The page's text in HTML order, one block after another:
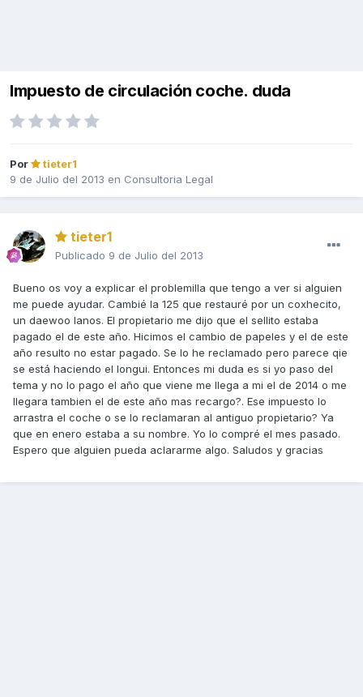
Impuesto de circulación coche. duda
Por
tieter1
9 de Julio del 2013 en Consultoria Legal
tieter1
Publicado 9 de Julio del 2013
Bueno os voy a explicar el problemilla que tengo a ver si alguien
me puede ayudar. Cambié la 125 que restauré por un coxhecito,
un daewoo lanos. El propietario me dijo que el sellito estaba
pagado el de este año. Hicimos el cambio de papeles y el de este
año resulto no estar pagado. Se lo he reclamado pero parece qie
se está haciendo el longui. Entonces mi duda es si yo paso del
tema y no lo pago el año que viene me llega a mi el de 2014 o me
llegara tambien el de este año mas recargo?. Ese impuesto lo
arrastra el coche o se lo reclamaran al antiguo propietario? Ya
que en enero estaba a su nombre. Yo lo compré el mes pasado.
Espero que alguien pueda aclararme algo. Saludos y gracias